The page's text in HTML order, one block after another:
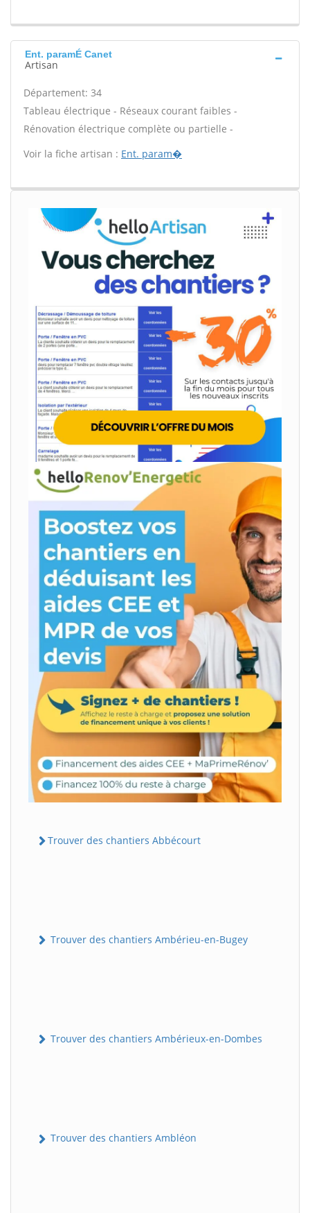
Ent. paramÉ Canet
Artisan
Département: 34
Tableau électrique - Réseaux courant faibles -
Rénovation électrique complète ou partielle -
Voir la fiche artisan : Ent. param�
Trouver des chantiers Abbécourt
Trouver des chantiers Ambérieu-en-Bugey
Trouver des chantiers Ambérieux-en-Dombes
Trouver des chantiers Ambléon